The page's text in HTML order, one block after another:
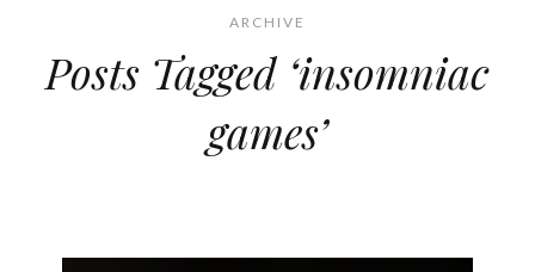
ARCHIVE
Posts Tagged ‘insomniac
games’